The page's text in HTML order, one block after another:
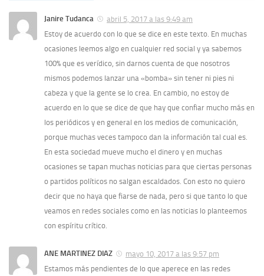
Janire Tudanca
abril 5, 2017 a las 9:49 am
Estoy de acuerdo con lo que se dice en este texto. En muchas
ocasiones leemos algo en cualquier red social y ya sabemos
100% que es verí­dico, sin darnos cuenta de que nosotros
mismos podemos lanzar una «bomba» sin tener ni pies ni
cabeza y que la gente se lo crea. En cambio, no estoy de
acuerdo en lo que se dice de que hay que confiar mucho más en
los periódicos y en general en los medios de comunicación,
porque muchas veces tampoco dan la información tal cual es.
En esta sociedad mueve mucho el dinero y en muchas
ocasiones se tapan muchas noticias para que ciertas personas
o partidos polí­ticos no salgan escaldados. Con esto no quiero
decir que no haya que fiarse de nada, pero si que tanto lo que
veamos en redes sociales como en las noticias lo planteemos
con espí­ritu crí­tico.
ANE MARTINEZ DIAZ
mayo 10, 2017 a las 9:57 pm
Estamos más pendientes de lo que aperece en las redes